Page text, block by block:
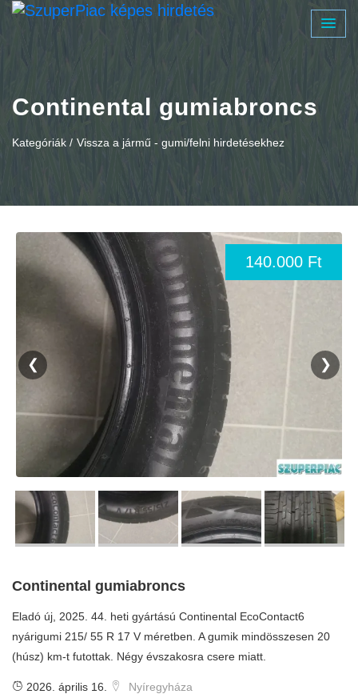
Continental gumiabroncs
Kategóriák / Vissza a jármű - gumi/felni hirdetésekhez
140.000 Ft
❮ ❯
Continental gumiabroncs
Eladó új, 2025. 44. heti gyártású Continental EcoContact6
nyárigumi 215/ 55 R 17 V méretben. A gumik mindösszesen 20
(húsz) km-t futottak. Négy évszakosra csere miatt.
2026. április 16.
Nyíregyháza